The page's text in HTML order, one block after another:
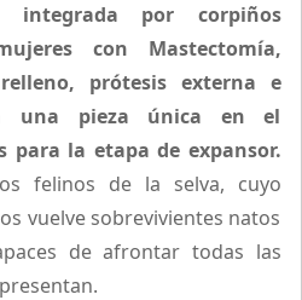
integrada por corpiños
con Mastectomía,
prótesis externa e
una pieza única en el
para la etapa de expansor.
felinos de la selva, cuyo
vuelve sobrevivientes natos
de afrontar todas las